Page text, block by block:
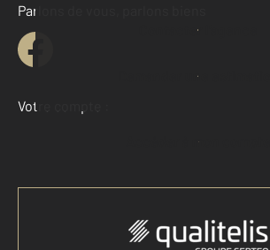
Contacter l'agence
Demander une estimation
Parlons de vous, parlons biens
Votre compte :
Accéder à mon compte